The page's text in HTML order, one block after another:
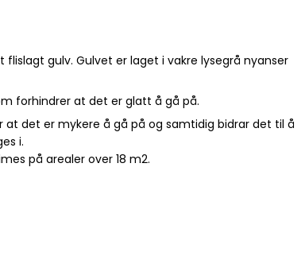
flislagt gulv. Gulvet er laget i vakre lysegrå nyanser
forhindrer at det er glatt å gå på.
at det er mykere å gå på og samtidig bidrar det til å
i.
på arealer over 18 m2.